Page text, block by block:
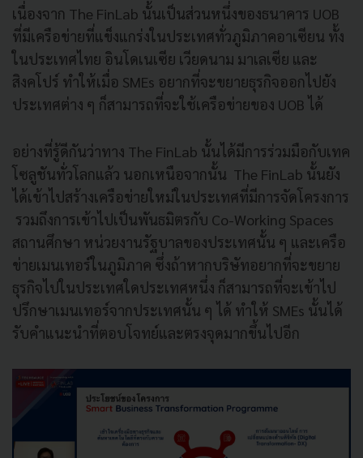
เนื่องจาก The FinLab นั้นเป็นส่วนหนึ่งของธนาคาร UOB
ที่มีเครือข่ายที่แข็งแกร่งในประเทศทั่วภูมิภาคอาเซียน ทั้ง
ในประเทศไทย อินโดเนเซีย เวียดนาม มาเลเซีย และ
สิงคโปร์ ทำให้เมื่อ SMEs อยากที่จะขยายธุรกิจออกไปยัง
ประเทศต่าง ๆ ก็สามารถที่จะใช้เครือข่ายของ UOB ได้
อย่างที่รู้ดีกันว่าทาง The FinLab นั้นได้มีการร่วมมือกับเทค
โซลูชันทั่วโลกแล้ว นอกเหนือจากนั้น The FinLab นั้นยัง
ได้เข้าไปสร้างเครือข่ายใหม่ในประเทศที่มีการจัดโครงการ
รวมถึงการเข้าไปเป็นพันธมิตรกับ Co-Working Spaces
สถานศึกษา หน่วยงานรัฐบาลของประเทศนั้น ๆ และเครือ
ข่ายเมนเทอร์ในภูมิภาค ซึ่งถ้าหากบริษัทอยากที่จะขยาย
ธุรกิจไปในประเทศใดประเทศหนึ่ง ก็สามารถที่จะเข้าไป
ปรึกษาเมนเทอร์จากประเทศนั้น ๆ ได้ ทำให้ SMEs นั้นได้
รับคำแนะนำที่ตอบโจทย์และตรงจุดมากขึ้นไปอีก